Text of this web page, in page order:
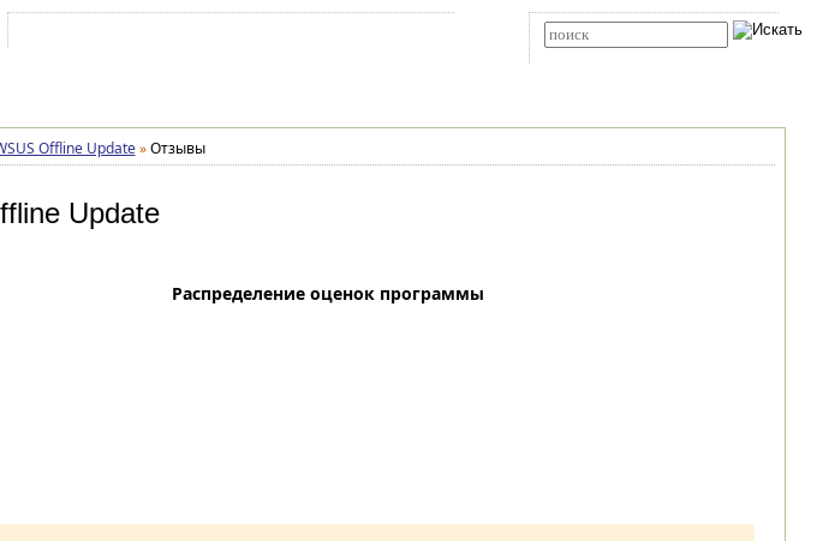
Offline Update » Отзывы
Update
Распределение оценок программы